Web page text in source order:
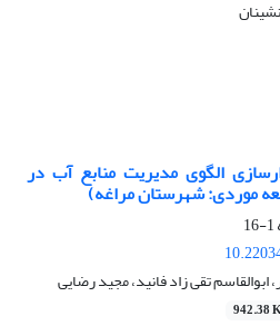
الگوی مدیریت منابع آب در
موردی: شهرستان مراغه)
1-16
تقی زاد فانید، مجید رضایی
942.38